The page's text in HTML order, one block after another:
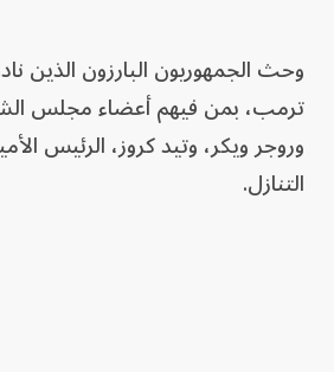
وحث الجمهوريون البارزون الذين
ترمب، بمن فيهم أعضاء مجلس
وروجر ويكر، وتيد كروز، الرئيس
التنازل.